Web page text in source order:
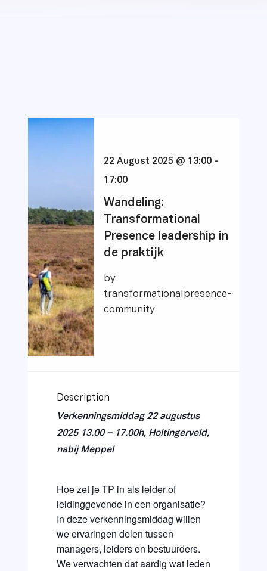
22 August 2025 @ 13:00-
17:00
Wandeling:
Transformational
Presence leadership in
de praktijk
by
transformationalpresence-
community
Description
Verkenningsmiddag 22 augustus
2025 13.00 – 17.00h, Holtingerveld,
nabij Meppel
Hoe zet je TP in als leider of
leidinggevende in een organisatie?
In deze verkenningsmiddag willen
we ervaringen delen tussen
managers, leiders en bestuurders.
We verwachten dat aardig wat leden